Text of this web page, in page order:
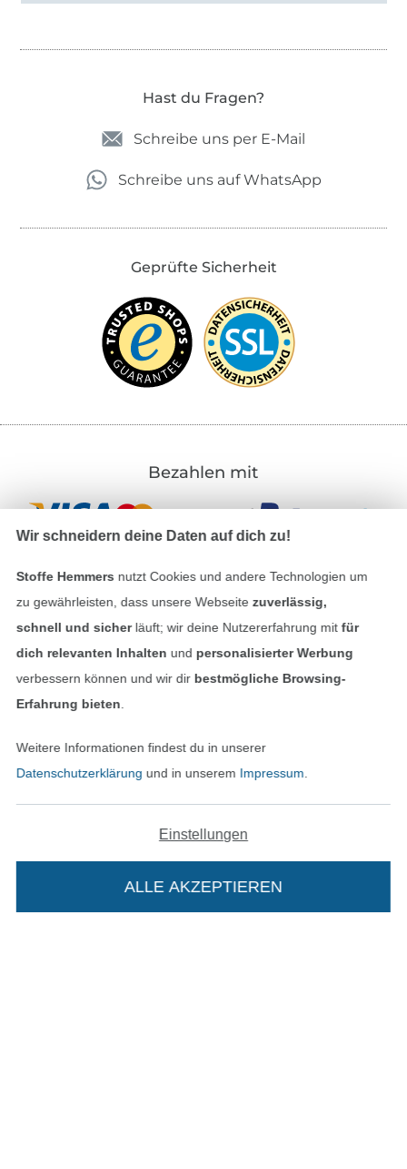
In deinen Warenkorb
Hast du Fragen?
Schreibe uns per E-Mail
Schreibe uns auf WhatsApp
Geprüfte Sicherheit
Bezahlen mit
Unsere Versandpartner
AGB
Datenschutz
In den deutschen Shop wechseln (aktuell
Wir schneidern deine Daten auf dich zu!
Stoffe Hemmers nutzt Cookies und andere Technologien um
zu gewährleisten, dass unsere Webseite zuverlässig,
schnell und sicherläuft; wir deine Nutzererfahrung mitfür
dich relevanten Inhalten und personalisierter Werbung
verbessern können und wir dir bestmögliche Browsing-
Erfahrung bieten
Weitere Informationen findest du in unserer
Datenschutzerklärung und in unserem Impressum
Einstellungen
ALLE AKZEPTIEREN